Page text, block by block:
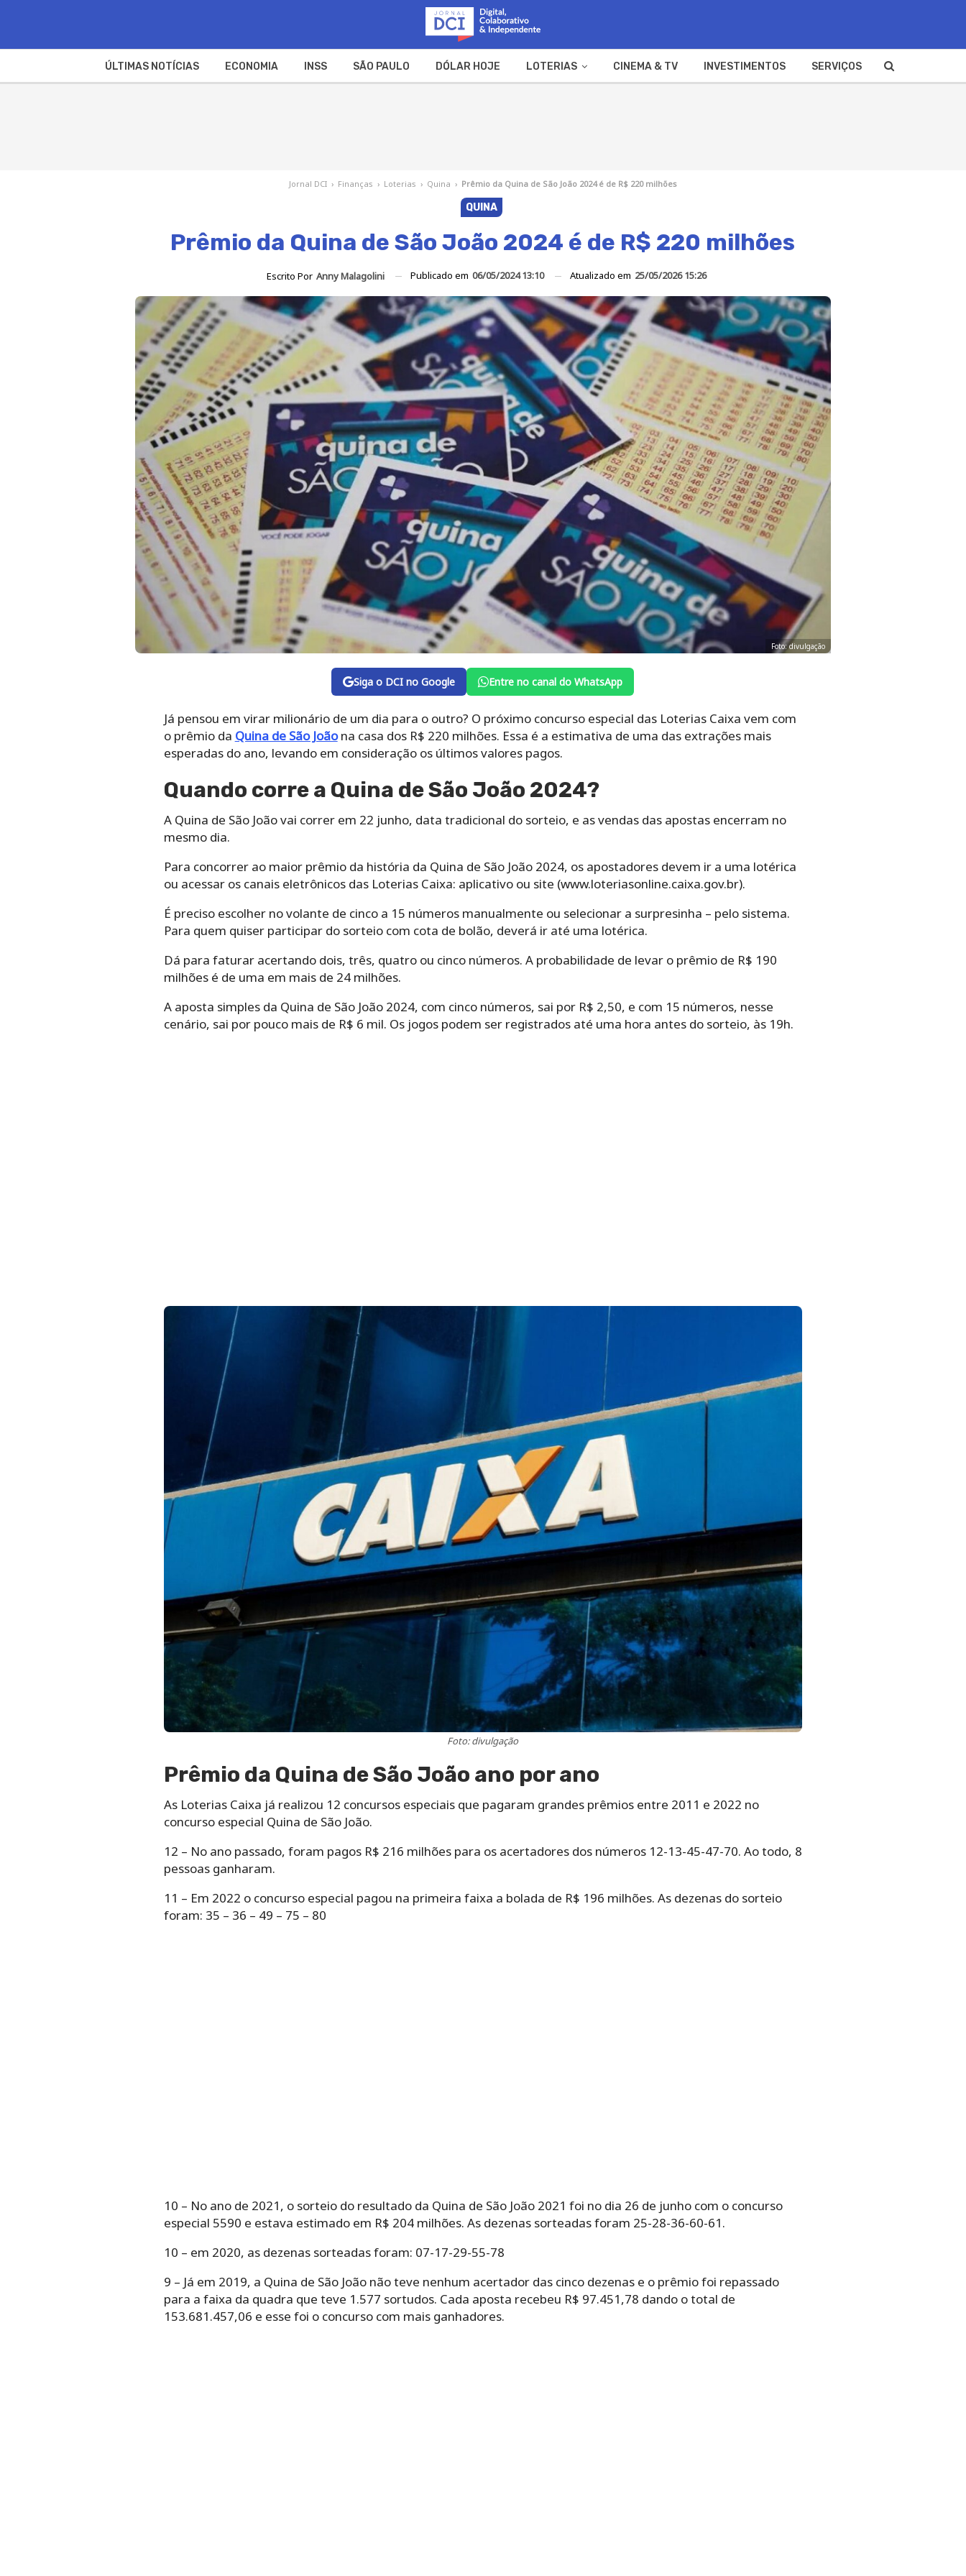
ÚLTIMAS NOTÍCIAS ECONOMIA INSS SÃO PAULO DÓLAR HOJE LOTERIAS CINEMA & TV INVESTIMENTOS SERVIÇOS
Jornal DCI › Finanças › Loterias › Quina › Prêmio da Quina de São João 2024 é de R$ 220 milhões
QUINA
Prêmio da Quina de São João 2024 é de R$ 220 milhões
Escrito Por Anny Malagolini Publicado em 06/05/2024 13:10 Atualizado em 25/05/2026 15:26
Foto: divulgação
Siga o DCI no Google Entre no canal do WhatsApp
Já pensou em virar milionário de um dia para o outro? O próximo concurso especial das Loterias Caixa vem com
o prêmio da Quina de São Joãona casa dos R$ 220 milhões. Essa é a estimativa de uma das extrações mais
esperadas do ano, levando em consideração os últimos valores pagos.
Quando corre a Quina de São João 2024?
A Quina de São João vai correr em 22 junho, data tradicional do sorteio, e as vendas das apostas encerram no
mesmo dia.
Para concorrer ao maior prêmio da história da Quina de São João 2024, os apostadores devem ir a uma lotérica
ou acessar os canais eletrônicos das Loterias Caixa: aplicativo ou site (www.loteriasonline.caixa.gov.br).
É preciso escolher no volante de cinco a 15 números manualmente ou selecionar a surpresinha – pelo sistema.
Para quem quiser participar do sorteio com cota de bolão, deverá ir até uma lotérica.
Dá para faturar acertando dois, três, quatro ou cinco números. A probabilidade de levar o prêmio de R$ 190
milhões é de uma em mais de 24 milhões.
A aposta simples da Quina de São João 2024, com cinco números, sai por R$ 2,50, e com 15 números, nesse
cenário, sai por pouco mais de R$ 6 mil. Os jogos podem ser registrados até uma hora antes do sorteio, às 19h.
Foto: divulgação
Prêmio da Quina de São João ano por ano
As Loterias Caixa já realizou 12 concursos especiais que pagaram grandes prêmios entre 2011 e 2022 no
concurso especial Quina de São João.
12 – No ano passado, foram pagos R$ 216 milhões para os acertadores dos números 12-13-45-47-70. Ao todo, 8
pessoas ganharam.
11 – Em 2022 o concurso especial pagou na primeira faixa a bolada de R$ 196 milhões. As dezenas do sorteio
foram: 35 – 36 – 49 – 75 – 80
10 – No ano de 2021, o sorteio do resultado da Quina de São João 2021 foi no dia 26 de junho com o concurso
especial 5590 e estava estimado em R$ 204 milhões. As dezenas sorteadas foram 25-28-36-60-61.
10 – em 2020, as dezenas sorteadas foram: 07-17-29-55-78
9 – Já em 2019, a Quina de São João não teve nenhum acertador das cinco dezenas e o prêmio foi repassado
para a faixa da quadra que teve 1.577 sortudos. Cada aposta recebeu R$ 97.451,78 dando o total de
153.681.457,06 e esse foi o concurso com mais ganhadores.